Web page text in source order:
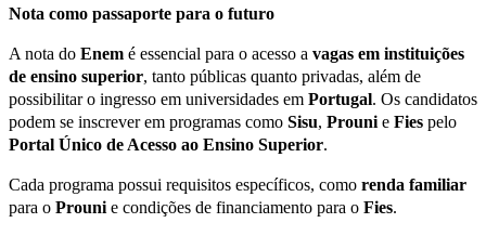
Nota como passaporte para o futuro
A nota do Enem é essencial para o acesso a vagas em instituições
de ensino superior, tanto públicas quanto privadas, além de
possibilitar o ingresso em universidades em Portugal. Os candidatos
podem se inscrever em programas como Sisu, Prouni e Fies pelo
Portal Único de Acesso ao Ensino Superior.
Cada programa possui requisitos específicos, como renda familiar
para o Prouni e condições de financiamento para o Fies.